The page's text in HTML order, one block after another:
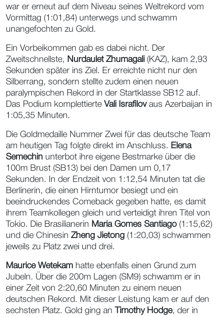
war er erneut auf dem Niveau seines Weltrekord vom
Vormittag (1:01,84) unterwegs und schwamm
unangefochten zu Gold.
Ein Vorbeikommen gab es dabei nicht. Der
Zweitschnellste, Nurdaulet Zhumagali (KAZ), kam 2,93
Sekunden später ins Ziel. Er erreichte nicht nur den
Silberrang, sondern stellte zudem einen neuen
paralympischen Rekord in der Startklasse SB12 auf.
Das Podium komplettierte Vali Israfilovaus Azerbaijan in
1:05,35 Minuten.
Die Goldmedaille Nummer Zwei für das deutsche Team
am heutigen Tag folgte direkt im Anschluss. Elena
Semechin unterbot ihre eigene Bestmarke über die
100m Brust (SB13) bei den Damen um 0,17
Sekunden. In der Endzeit von 1:12,54 Minuten tat die
Berlinerin, die einen Hirntumor besiegt und ein
beeindruckendes Comeback gegeben hatte, es damit
ihrem Teamkollegen gleich und verteidigt ihren Titel von
Tokio. Die Brasilianerin Maria Gomes Santiago (1:15,62)
und die Chinesin Zheng Jietong (1:20,03) schwammen
jeweils zu Platz zwei und drei.
Maurice Wetekam hatte ebenfalls einen Grund zum
Jubeln. Über die 200m Lagen (SM9) schwamm er in
einer Zeit von 2:20,60 Minuten zu einem neuen
deutschen Rekord. Mit dieser Leistung kam er auf den
sechsten Platz. Gold ging an
Timothy Hodge, der in